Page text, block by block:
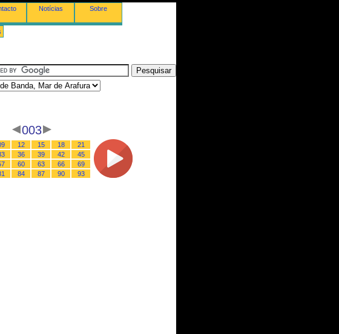
Notícias Sobre
003
12 15 18
21
36 39 42
45
60 63 66
69
84 87 90 93